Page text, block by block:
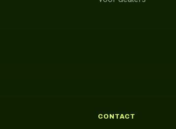
CONTACT